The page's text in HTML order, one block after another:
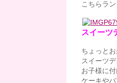
こちらラ
スイーツ
ちょっと
スイーツ
お子様に
ケーキや